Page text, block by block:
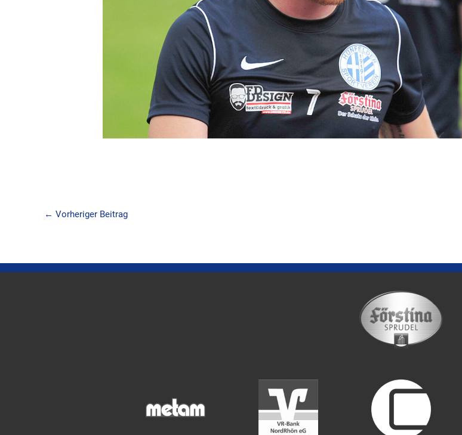
← Vorheriger Beitrag